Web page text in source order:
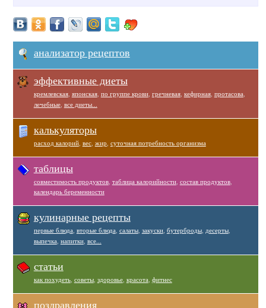
анализатор рецептов
эффективные диеты
кремлевская, японская, по группе крови, гречневая, кефирная, протасова
лечебные, все диеты...
калькуляторы
расход калорий, вес, жир суточная потребность организма
таблицы
совместимость продуктов, таблица калорийности, состав продуктов,
календарь беременности
кулинарные рецепты
первые блюда вторые блюда салаты, закуски, бутерброды, десерты,
выпечка напитки, все...
статьи
как похудеть, советы, здоровье, красота фитнес
поздравления